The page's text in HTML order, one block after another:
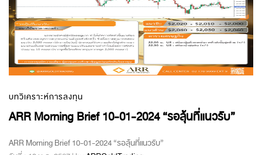
บทวิเคราะห์การลงทุน
ARR Morning Brief 10-01-2024 “รอลุ้นที่แนวรับ”
ARR Morning Brief 10-01-2024 “รอลุ้นที่แนวรับ”